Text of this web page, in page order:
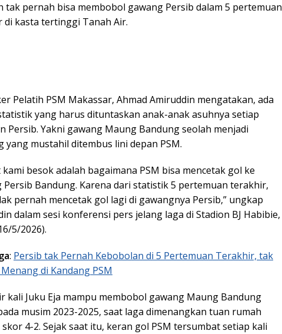
tak pernah bisa membobol gawang Persib dalam 5 pertemuan
di kasta tertinggi Tanah Air.
Pelatih PSM Makassar, Ahmad Amiruddin mengatakan, ada
yang harus dituntaskan anak-anak asuhnya setiap
Persib. Yakni gawang Maung Bandung seolah menjadi
yang mustahil ditembus lini depan PSM.
besok adalah bagaimana PSM bisa mencetak gol ke
Persib Bandung. Karena dari statistik 5 pertemuan terakhir,
pernah mencetak gol lagi di gawangnya Persib,” ungkap
dalam sesi konferensi pers jelang laga di Stadion BJ Habibie,
5/2026).
: Persib tak Pernah Kebobolan di 5 Pertemuan Terakhir, tak
di Kandang PSM
kali Juku Eja mampu membobol gawang Maung Bandung
musim 2023-2025, saat laga dimenangkan tuan rumah
4-2. Sejak saat itu, keran gol PSM tersumbat setiap kali